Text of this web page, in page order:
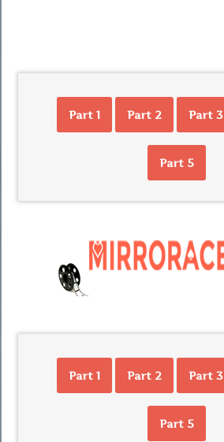
Part 1 Part 2 Part 3
Part 5
Part 1 Part 2 Part 3
Part 5